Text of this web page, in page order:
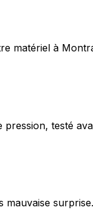
matériel à
testé
mauvaise surprise.